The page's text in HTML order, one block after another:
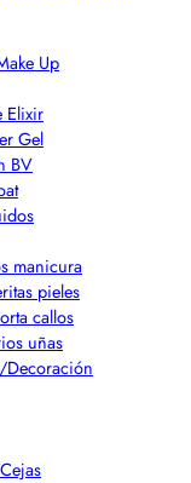
Up
Elixir
Gel
BV
manicura
pieles
callos
uñas
Decoración